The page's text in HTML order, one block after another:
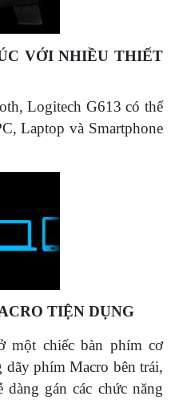
VỚI NHIỀU THIẾT
Logitech G613 có thể
Laptop và Smartphone
TIỆN DỤNG
một chiếc bàn phím cơ
dãy phím Macro bên trái,
gán các chức năng